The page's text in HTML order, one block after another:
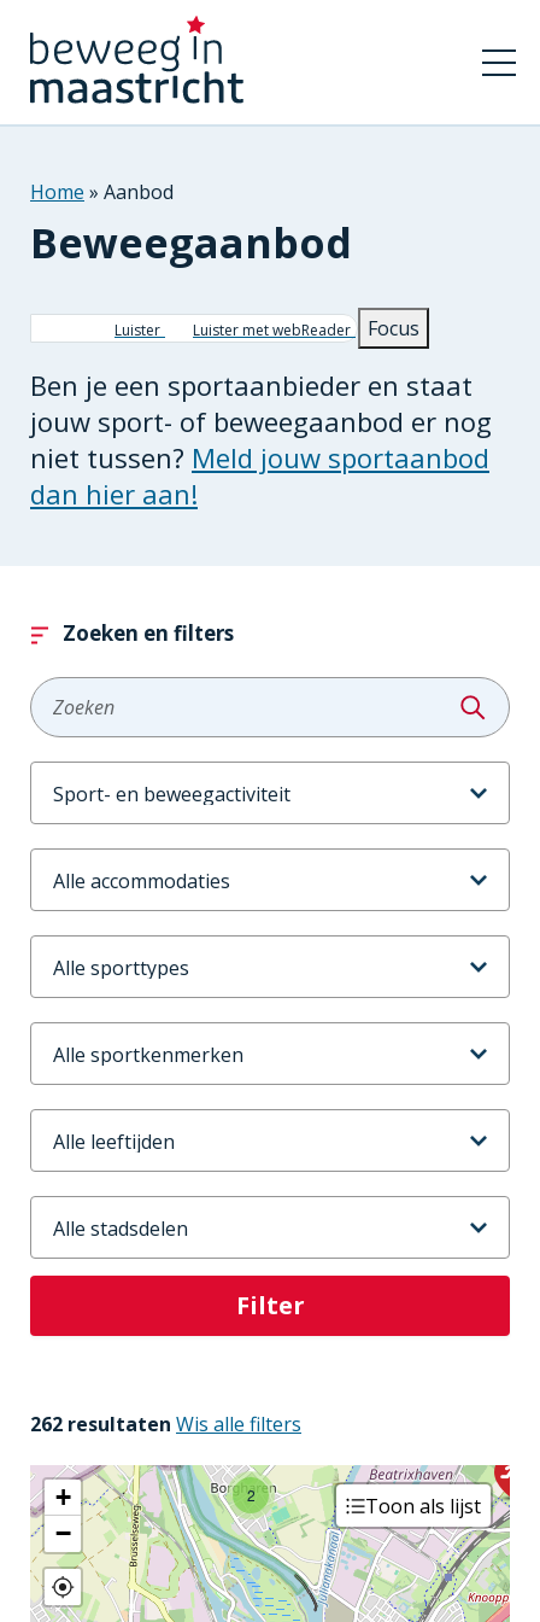
Kruimelpad
Home Aanbod
Beweegaanbod
Luister Luister met webReader Focus
Ben je een sportaanbieder en staat
jouw sport- of beweegaanbod er nog
niet tussen? Meld jouw sportaanbod
dan hier aan!
Zoeken en filters
Zoeken
Aanbodtype
Accommodaties
Sporttype
Sportkenmerken
Leeftijd
Stadsdeel
262 resultaten Wis alle filters
Toon als lijst
2
+
−